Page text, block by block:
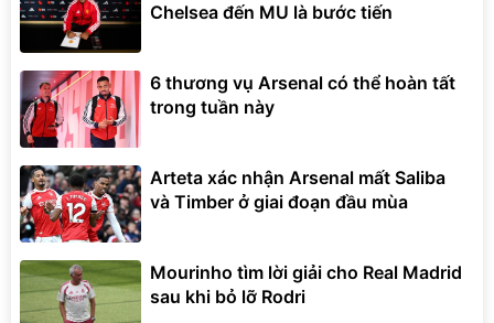
Chelsea đến MU là bước tiến
6 thương vụ Arsenal có thể hoàn tất
trong tuần này
Arteta xác nhận Arsenal mất Saliba
và Timber ở giai đoạn đầu mùa
Mourinho tìm lời giải cho Real Madrid
sau khi bỏ lỡ Rodri